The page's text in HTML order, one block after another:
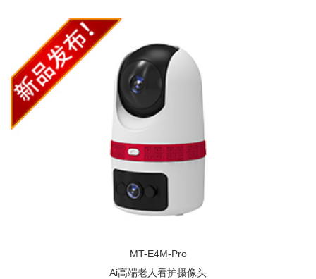
MT-E4M-Pro
Ai高端老人看护摄像头